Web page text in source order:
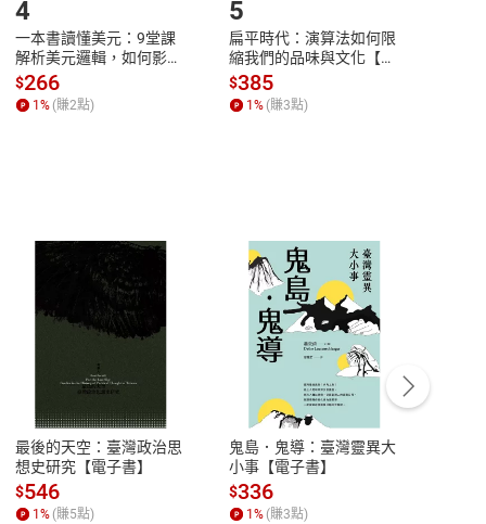
性
參
服務時間：週一到週五 10:00-12:00、
13:00-17:00 (國定假日及例假日休息)
客服電話：0080-1857077
4
一本書讀懂美元：9堂課
解析美元邏輯，如何影響
全球經濟和每個人的投資
【電子書】
$266
1% (賺2點)
5
扁平時代：演算法如何限
縮我們的品味與文化【電
子書】
$385
1% (賺3點)
最後的天空：臺灣政治思
想史研究【電子書】
$546
1% (賺5點)
鬼島．鬼導：臺灣靈異大
小事【電子書】
$336
1% (賺3點)